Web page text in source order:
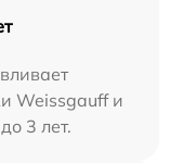
Weissgauff и
3 лет.